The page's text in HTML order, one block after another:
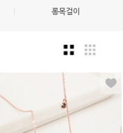
롱목걸이